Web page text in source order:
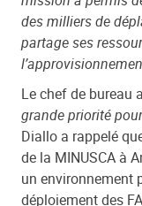
des milliers de
partage ses
Le chef de bureau
grande priorité
Diallo a rappelé
de la MINUSCA à
un environnement
déploiement des